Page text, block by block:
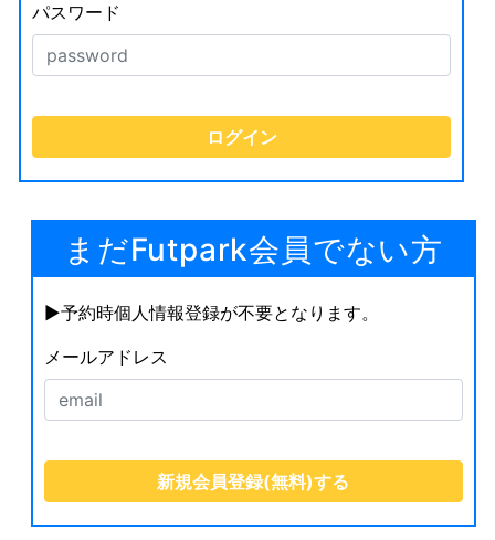
パスワード
まだFutpark会員でない方
▶︎予約時個人情報登録が不要となります。
メールアドレス